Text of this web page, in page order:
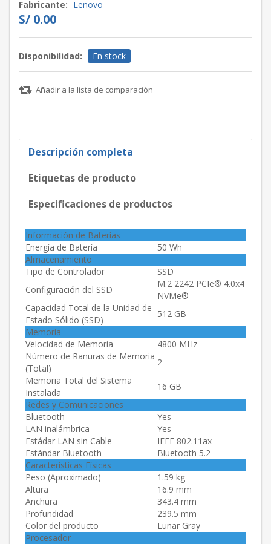
Fabricante: Lenovo
S/ 0.00
Disponibilidad: En stock
Añadir a la lista de comparación
Descripción completa
Etiquetas de producto
Especificaciones de productos
Información de Baterías
Energía de Batería
50 Wh
Almacenamiento
Tipo de Controlador
SSD
Configuración del SSD
M.2 2242 PCIe® 4.0x4
NVMe®
Capacidad Total de la Unidad de
Estado Sólido (SSD)
512 GB
Memoria
Velocidad de Memoria
4800 MHz
Número de Ranuras de Memoria
(Total)
2
Memoria Total del Sistema
Instalada
16 GB
Redes y Comunicaciones
Bluetooth
Yes
LAN inalámbrica
Yes
Estádar LAN sin Cable
IEEE 802.11ax
Estándar Bluetooth
Bluetooth 5.2
Características Físicas
Peso (Aproximado)
1.59 kg
Altura
16.9 mm
Anchura
343.4 mm
Profundidad
239.5 mm
Color del producto
Lunar Gray
Procesador